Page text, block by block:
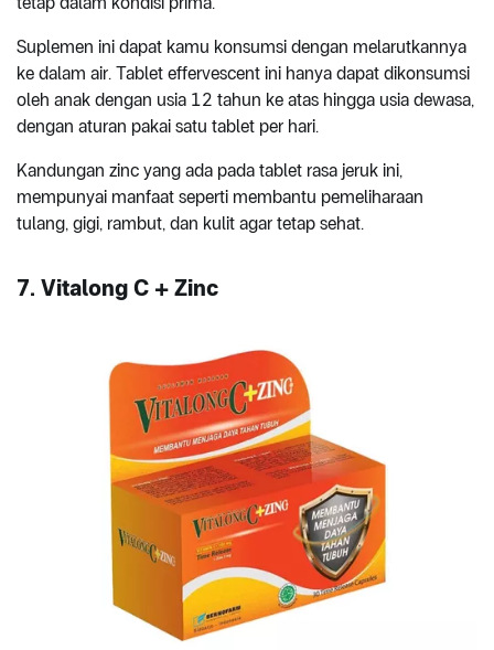
Suplemen ini dapat kamu konsumsi dengan melarutkannya
ke dalam air. Tablet effervescent ini hanya dapat dikonsumsi
oleh anak dengan usia 12 tahun ke atas hingga usia dewasa,
dengan aturan pakai satu tablet per hari.
Kandungan zinc yang ada pada tablet rasa jeruk ini,
mempunyai manfaat seperti membantu pemeliharaan
tulang, gigi, rambut, dan kulit agar tetap sehat.
7. Vitalong C + Zinc